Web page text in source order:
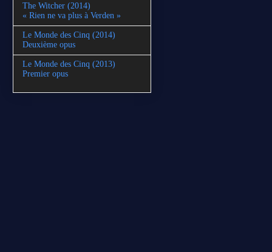
The Witcher (2014)
« Rien ne va plus à Verden »
Le Monde des Cinq (2014)
Deuxième opus
Le Monde des Cinq (2013)
Premier opus